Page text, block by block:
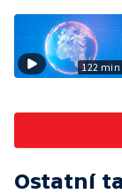
122 min
Ostatní